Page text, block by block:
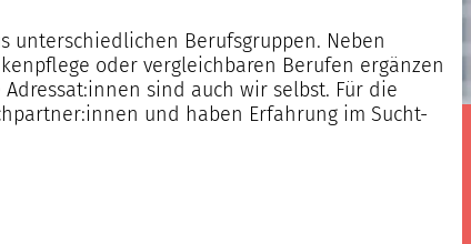
unterschiedlichen Berufsgruppen. Neben
oder vergleichbaren Berufen ergänzen
sind auch wir selbst. Für die
und haben Erfahrung im Sucht-